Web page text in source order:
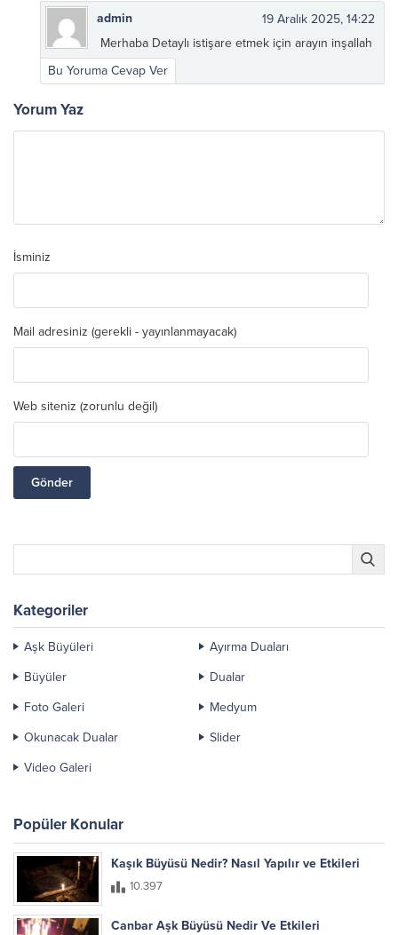
admin
19 Aralık 2025, 14:22
Merhaba Detaylı istişare etmek için arayın inşallah
Bu Yoruma Cevap Ver
Yorum Yaz
İsminiz
Mail adresiniz (gerekli - yayınlanmayacak)
Web siteniz (zorunlu değil)
Kategoriler
Aşk Büyüleri
Ayırma Duaları
Büyüler
Dualar
Foto Galeri
Medyum
Okunacak Dualar
Slider
Video Galeri
Popüler Konular
Kaşık Büyüsü Nedir? Nasıl Yapılır ve Etkileri
10.397
Canbar Aşk Büyüsü Nedir Ve Etkileri